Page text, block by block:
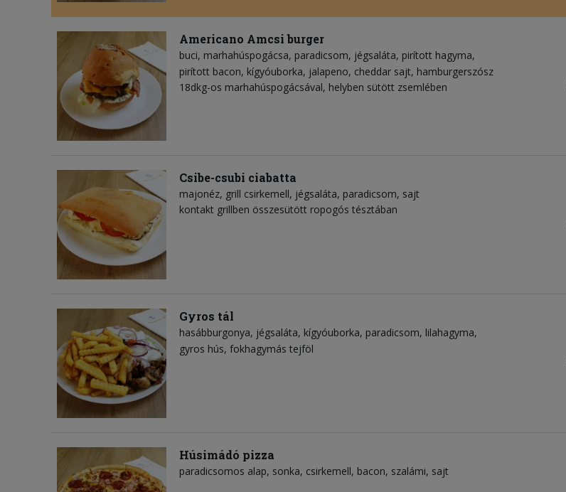
Americano Amcsi burger
buci marhahúspogácsa paradicsom jégsaláta pirított hagyma
pirított bacon kígyóuborka jalapeno cheddar sajt hamburgerszósz
18dkg-os marhahúspogácsával, helyben sütött zsemlében
Csibe-csubi ciabatta
majonéz grill csirkemell jégsaláta paradicsom sajt
kontakt grillben összesütött ropogós tésztában
Gyros tál
hasábburgonya jégsaláta kígyóuborka paradicsom lilahagyma
gyros hús fokhagymás tejföl
Húsimádó pizza
paradicsomos alap sonka csirkemell bacon szalámi sajt